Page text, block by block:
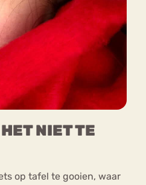
NIET TE
op tafel te gooien, waar